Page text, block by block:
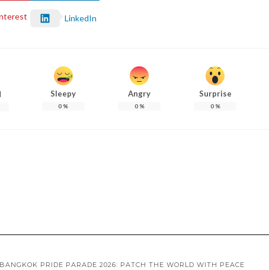
LinkedIn
Sleepy
0 %
Angry
0%
Surprise
0%
PRIDE PARADE 2026: PATCH THE WORLD WITH PEACE